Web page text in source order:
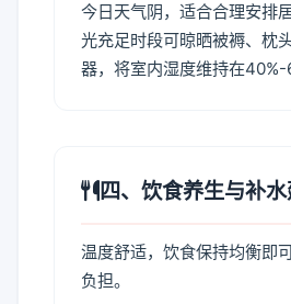
今日天气阴，适合合理安排
光充足时段可晾晒被褥、枕
器，将室内湿度维持在40%-
四、饮食养生与补
温度舒适，饮食保持均衡即
负担。